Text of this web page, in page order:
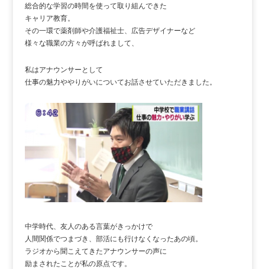
総合的な学習の時間を使って取り組んできた
キャリア教育。
その一環で薬剤師や介護福祉士、広告デザイナーなど
様々な職業の方々が呼ばれまして、
私はアナウンサーとして
仕事の魅力ややりがいについてお話させていただきました。
中学時代、友人のある言葉がきっかけで
人間関係でつまづき、部活にも行けなくなったあの頃。
ラジオから聞こえてきたアナウンサーの声に
励まされたことが私の原点です。